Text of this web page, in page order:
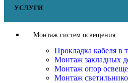
УСЛУГИ
Монтаж систем освещения
Прокладка кабеля в
Монтаж закладных
Монтаж опор
Монтаж